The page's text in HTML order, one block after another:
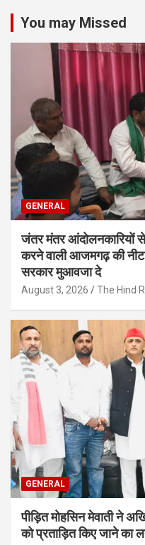
You may Missed
GENERAL
जंतर मंतर आंदोलनकारियों
करने वाली आजमगढ़ की नीट
सरकार मुआवजा दे
August 3, 2026 The Hind
GENERAL
पीड़ित मोहसिन मेवाती ने
को प्रताड़ित किए जाने का